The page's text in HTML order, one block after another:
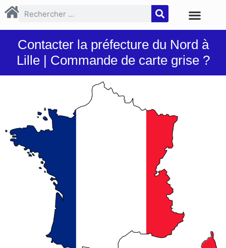
Contacter la préfecture du Nord à
Lille | Commande de carte grise ?